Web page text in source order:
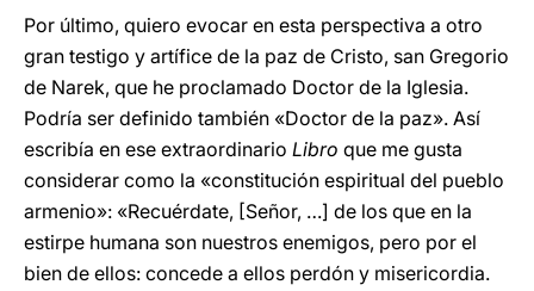
Por último, quiero evocar en esta perspectiva a otro
gran testigo y artífice de la paz de Cristo, san Gregorio
de Narek, que he proclamado Doctor de la Iglesia.
Podría ser definido también «Doctor de la paz». Así
escribía en ese extraordinario Libro que me gusta
considerar como la «constitución espiritual del pueblo
armenio»: «Recuérdate, [Señor, …] de los que en la
estirpe humana son nuestros enemigos, pero por el
bien de ellos: concede a ellos perdón y misericordia.